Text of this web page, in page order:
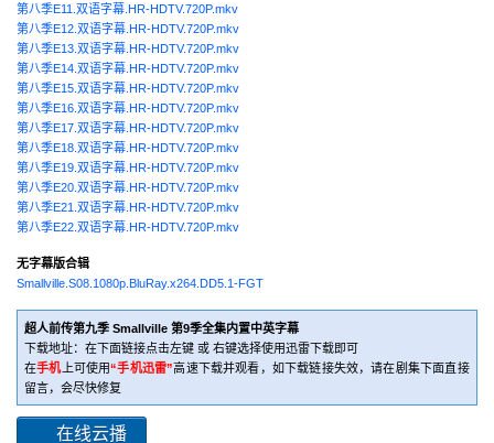
第八季E11.双语字幕.HR-HDTV.720P.mkv
第八季E12.双语字幕.HR-HDTV.720P.mkv
第八季E13.双语字幕.HR-HDTV.720P.mkv
第八季E14.双语字幕.HR-HDTV.720P.mkv
第八季E15.双语字幕.HR-HDTV.720P.mkv
第八季E16.双语字幕.HR-HDTV.720P.mkv
第八季E17.双语字幕.HR-HDTV.720P.mkv
第八季E18.双语字幕.HR-HDTV.720P.mkv
第八季E19.双语字幕.HR-HDTV.720P.mkv
第八季E20.双语字幕.HR-HDTV.720P.mkv
第八季E21.双语字幕.HR-HDTV.720P.mkv
第八季E22.双语字幕.HR-HDTV.720P.mkv
无字幕版合辑
Smallville.S08.1080p.BluRay.x264.DD5.1-FGT
超人前传第九季 Smallville 第9季全集内置中英字幕
下载地址：在下面链接点击左键 或 右键选择使用迅雷下载即可
在手机上可使用“手机迅雷”高速下载并观看，如下载链接失效，请在剧集下面直接
留言，会尽快修复
在线云播